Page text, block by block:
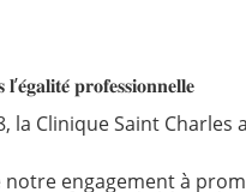
𝐩𝐫𝐨𝐟𝐞𝐬𝐬𝐢𝐨𝐧𝐧𝐞𝐥𝐥𝐞
la Clinique Saint Charles
engagement à